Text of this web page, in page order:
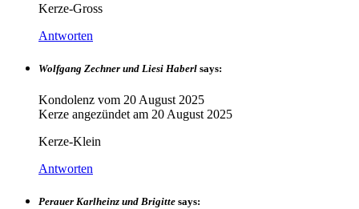
Kerze-Gross
Antworten
Wolfgang Zechner und Liesi Haberl says:
Kondolenz vom 20 August 2025
Kerze angezündet am 20 August 2025
Kerze-Klein
Antworten
Perauer Karlheinz und Brigitte says: